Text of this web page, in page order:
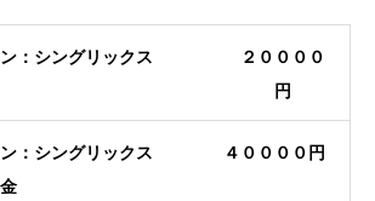
：シングリックス
２００００
円
：シングリックス
４００００円